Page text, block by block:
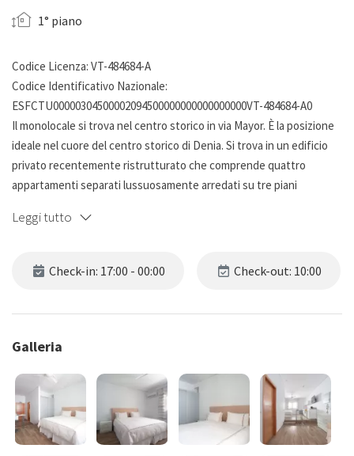
1° piano
Codice Licenza: VT-484684-A
Codice Identificativo Nazionale:
ESFCTU00000304500002094500000000000000000VT-484684-A0
Il monolocale si trova nel centro storico in via Mayor. È la posizione
ideale nel cuore del centro storico di Denia. Si trova in un edificio
privato recentemente ristrutturato che comprende quattro
appartamenti separati lussuosamente arredati su tre piani
piano con ascensore, con cucina a vista e un ampio bagno con
nelle loro lingue originali), WiFi e nuovi elettrodomestici di alta
qualità completano questo meraviglioso spazio, in cui è stato
impiegato un design attento e materiali di alta qualità.
Leggi tutto
Check-in: 17:00 - 00:00 Check-out: 10:00
Galleria